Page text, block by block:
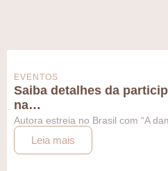
EVENTOS
Saiba detalhes da
na…
Autora estreia no Brasil com “A
Leia mais